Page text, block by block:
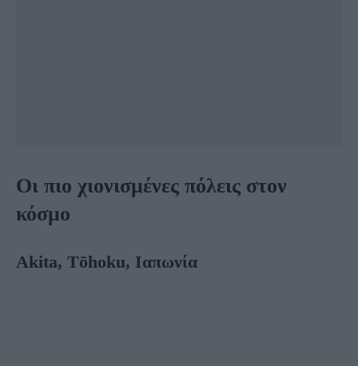
Οι πιο χιονισμένες πόλεις στον
κόσμο
Akita, Tōhoku, Ιαπωνία